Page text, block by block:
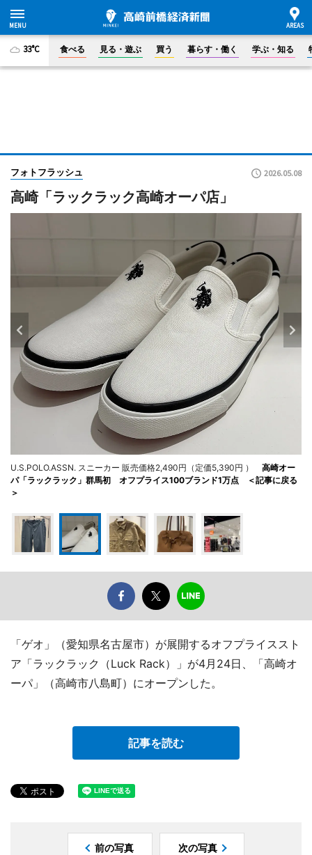
33°C 食べる 見る・遊ぶ 買う 暮らす・働く 学ぶ・知る
フォトフラッシュ 2026.05.08
高崎「ラックラック高崎オーパ店」
U.S.POLO.ASSN. スニーカー 販売価格2,490円（定価5,390円 ） 高崎オー
パ「ラックラック」群馬初 オフプライス100ブランド1万点 ＜記事に戻る
＞
「ゲオ」（愛知県名古屋市）が展開するオフプライススト
ア「ラックラック（Luck Rack）」が4月24日、「高崎オ
ーパ」（高崎市八島町）にオープンした。
記事を読む
前の写真 次の写真